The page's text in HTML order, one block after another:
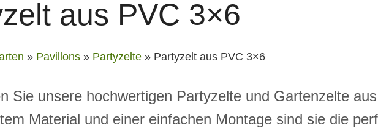
aus PVC 3×6
» Pavillons » Partyzelte » Partyzelt aus PVC 3×6
Sie unsere hochwertigen Partyzelte und Gartenzelte
Material und einer einfachen Montage sind sie die